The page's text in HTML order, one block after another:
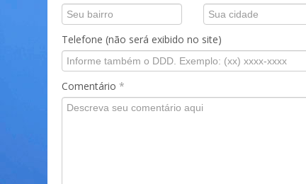
Telefone (não será exibido no site)
Comentário *